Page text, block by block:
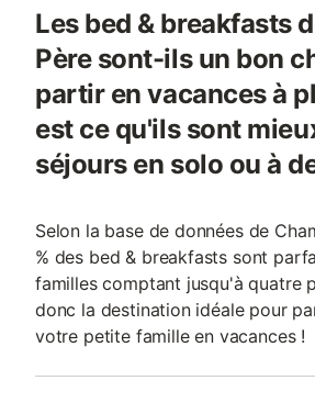
Les bed & breakfasts
Père sont-ils un bon
partir en vacances à
est ce qu'ils sont
séjours en solo ou à
Selon la base de données de
% des bed & breakfasts sont
familles comptant jusqu'à quatre
donc la destination idéale pour
votre petite famille en vacances !